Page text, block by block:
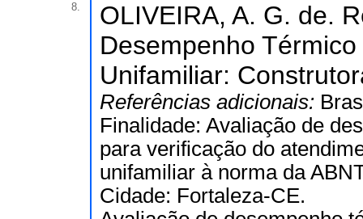
8.
OLIVEIRA, A. G. de.
Desempenho
Unifamiliar:
Referências adicionais:
Finalidade: Avaliação de
para verificação do
unifamiliar à norma da
Cidade: Fortaleza-CE.